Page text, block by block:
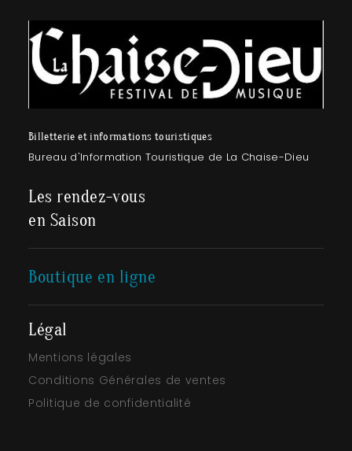
Billetterie et informations touristiques
Bureau d'Information Touristique de La Chaise-Dieu
Les rendez-vous
en Saison
Boutique en ligne
Légal
Mentions légales
Conditions Générales de ventes
Politique de confidentialité